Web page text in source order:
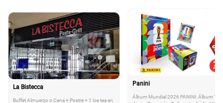
La Bistecca
Buffet Almuerzo o Cena + Postre + 1 Ice tea en
Panini
Álbum Mundial 2026 PANINI: Álbum